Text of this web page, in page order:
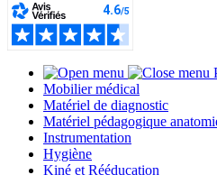
Mobilier médical
Matériel de diagnostic
Matériel pédagogique
Instrumentation
Hygiène
Kiné et Rééducation